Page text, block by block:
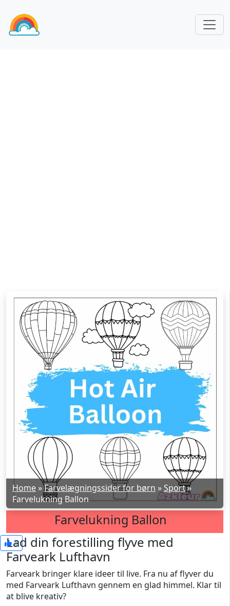
Home »Farvelægningssider for børn »Sport»
Farvelukning Ballon
Farvelukning Ballon
1
Lad din forestilling flyve med
Farveark Lufthavn
Farveark bringer klare ideer til live. Fra nu af flyver du
med Farveark Lufthavn gennem en glad himmel. Klar til
at blive kreativ?